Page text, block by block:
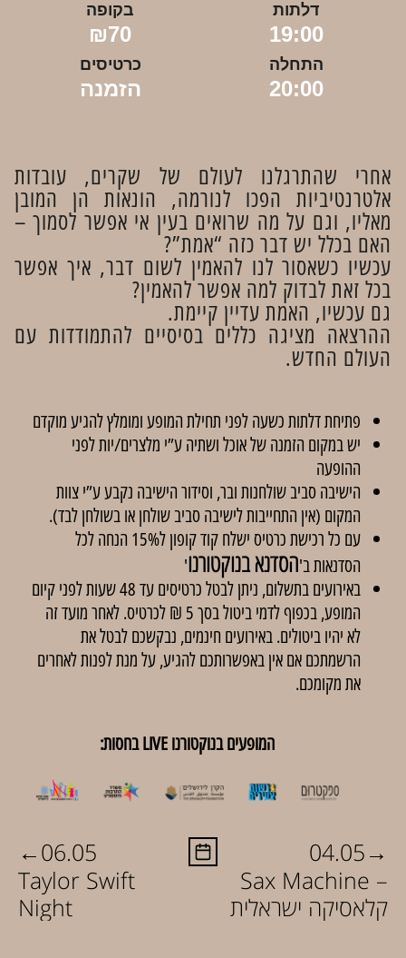
דלתות
19:00
בקופה
₪70
התחלה
20:00
כרטיסים
הזמנה
אחרי שהתרגלנו לעולם של שקרים, עובדות
אלטרנטיביות הפכו לנורמה, הונאות הן המובן
מאליו, וגם על מה שרואים בעין אי אפשר לסמוך –
האם בכלל יש דבר כזה “אמת”?
עכשיו כשאסור לנו להאמין לשום דבר, איך אפשר
בכל זאת לבדוק למה אפשר להאמין?
גם עכשיו, האמת עדיין קיימת.
ההרצאה מציגה כללים בסיסיים להתמודדות עם
העולם החדש.
פתיחת דלתות כשעה לפני תחילת המופע ומומלץ להגיע מוקדם
יש במקום הזמנה של אוכל ושתיה ע”י מלצרים/יות לפני
ההופעה
הישיבה סביב שולחנות ובר, וסידור הישיבה נקבע ע”י צוות
המקום (אין התחייבות לישיבה סביב שולחן או בשולחן לבד).
עם כל רכישת כרטיס ישלח קוד קופון ל15% הנחה לכל
הסדנאות ב'הסדנא בנוקטורנו'
באירועים בתשלום, ניתן לבטל כרטיסים עד 48 שעות לפני קיום
המופע, בכפוף לדמי ביטול בסך 5 ₪ לכרטיס. לאחר מועד זה
לא יהיו ביטולים. באירועים חינמים, נבקשכם לבטל את
הרשמתכם אם אין באפשרותכם להגיע, על מנת לפנות לאחרים
את מקומכם.
המופעים בנוקטורנו LIVE בחסות:
←06.05
Taylor Swift
Night
04.05→
Sax Machine –
קלאסיקה ישראלית